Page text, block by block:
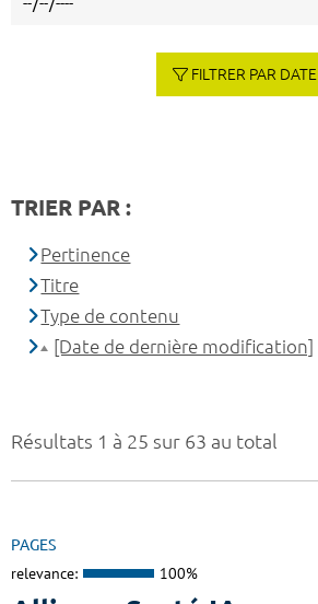
Résultats 1 à 25 sur 63 au total
PAGES
relevance: 100%
FILTRER PAR DATE
TRIER PAR :
Pertinence
Titre
Type de contenu
[Date de dernière modification]